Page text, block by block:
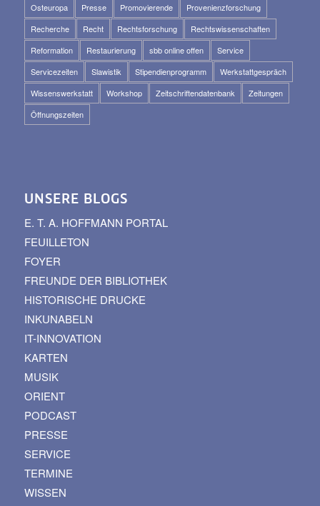
Osteuropa
Presse Promovierende
Provenienzforschung
Recherche
Recht Rechtsforschung
Rechtswissenschaften
Reformation
Restaurierung sbb online offen
Service
Servicezeiten
Slawistik Stipendienprogramm
Werkstattgespräch
Wissenswerkstatt
Workshop Zeitschriftendatenbank
Zeitungen
Öffnungszeiten
UNSERE BLOGS
E. T. A. HOFFMANN PORTAL
FEUILLETON
FOYER
FREUNDE DER BIBLIOTHEK
HISTORISCHE DRUCKE
INKUNABELN
IT-INNOVATION
KARTEN
MUSIK
ORIENT
PODCAST
PRESSE
SERVICE
TERMINE
WISSEN